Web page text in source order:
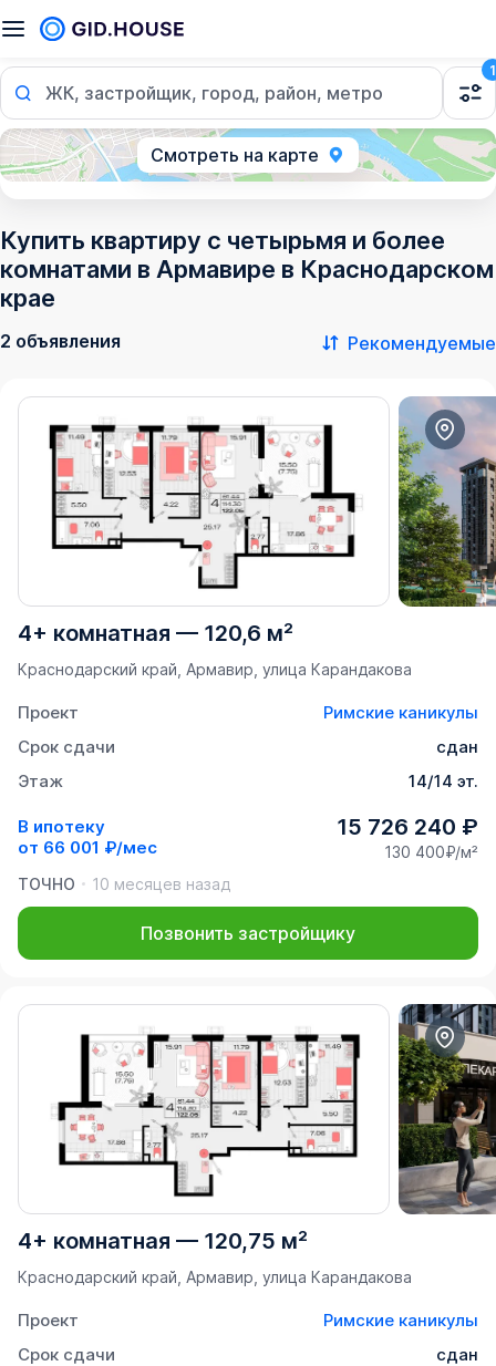
ЖК, застройщик, город, район, метро
1
Смотреть на карте
Купить квартиру с четырьмя и более
комнатами в Армавире в Краснодарском
крае
2 объявления Рекомендуемые
4+ комнатная — 120,6 м²
Краснодарский край, Армавир, улица Карандакова
Проект
Римские каникулы
Срок сдачи
сдан
Этаж
14/14 эт.
В ипотеку
от 66 001 ₽/мес
15 726 240 ₽
130 400₽/м²
ТОЧНО
10 месяцев назад
Позвонить застройщику
4+ комнатная — 120,75 м²
Краснодарский край, Армавир, улица Карандакова
Проект
Римские каникулы
Срок сдачи
сдан